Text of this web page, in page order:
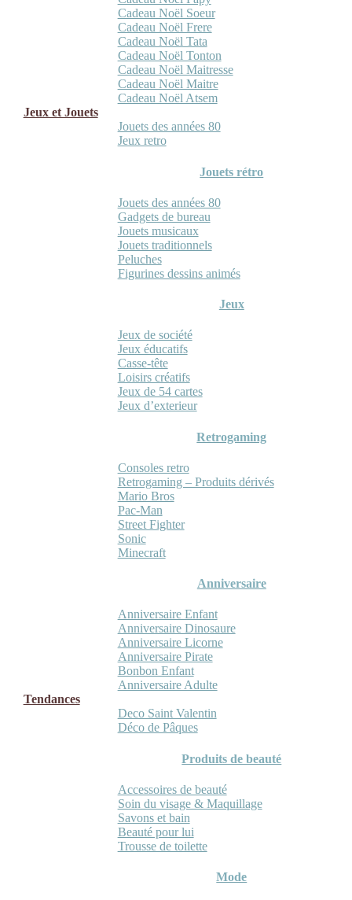
Cadeau Noël Soeur
Cadeau Noël Frere
Cadeau Noël Tata
Cadeau Noël Tonton
Cadeau Noël Maitresse
Cadeau Noël Maitre
Cadeau Noël Atsem
Jeux et Jouets
Jouets des années 80
Jeux retro
Jouets rétro
Jouets des années 80
Gadgets de bureau
Jouets musicaux
Jouets traditionnels
Peluches
Figurines dessins animés
Jeux
Jeux de société
Jeux éducatifs
Casse-tête
Loisirs créatifs
Jeux de 54 cartes
Jeux d’exterieur
Retrogaming
Consoles retro
Retrogaming – Produits dérivés
Mario Bros
Pac-Man
Street Fighter
Sonic
Minecraft
Anniversaire
Anniversaire Enfant
Anniversaire Dinosaure
Anniversaire Licorne
Anniversaire Pirate
Bonbon Enfant
Anniversaire Adulte
Tendances
Deco Saint Valentin
Déco de Pâques
Produits de beauté
Accessoires de beauté
Soin du visage & Maquillage
Savons et bain
Beauté pour lui
Trousse de toilette
Mode